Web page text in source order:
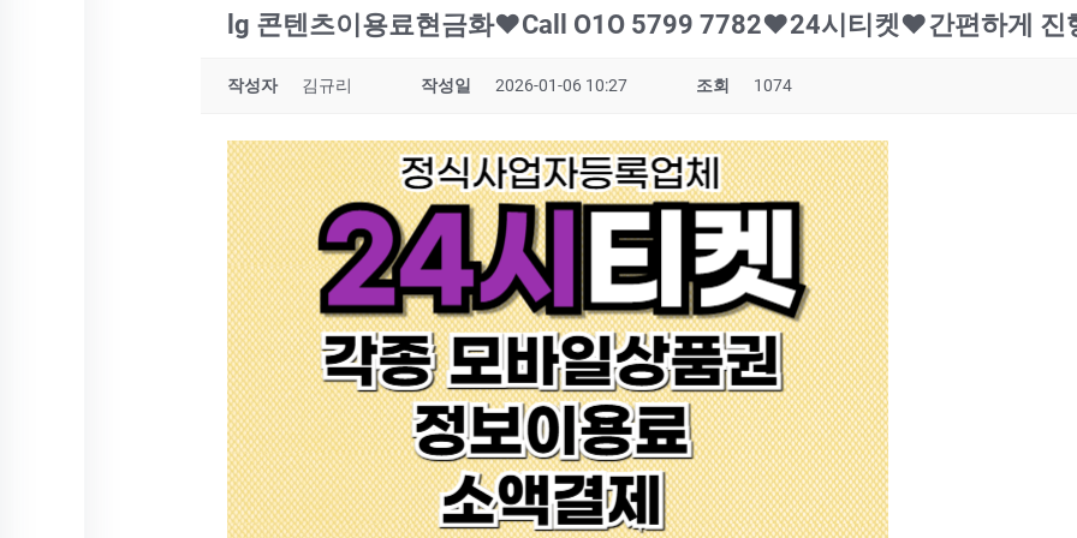
lg 콘텐츠이용료현금화❤️Call O1O 5799 7782❤️24시티켓❤️간편하게 진
작성자 김규리 작성일 2026-01-06 10:27 조회 1074